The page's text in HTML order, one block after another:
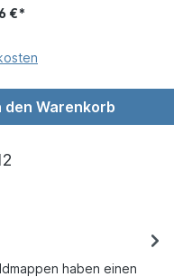
€*
den Warenkorb
haben einen